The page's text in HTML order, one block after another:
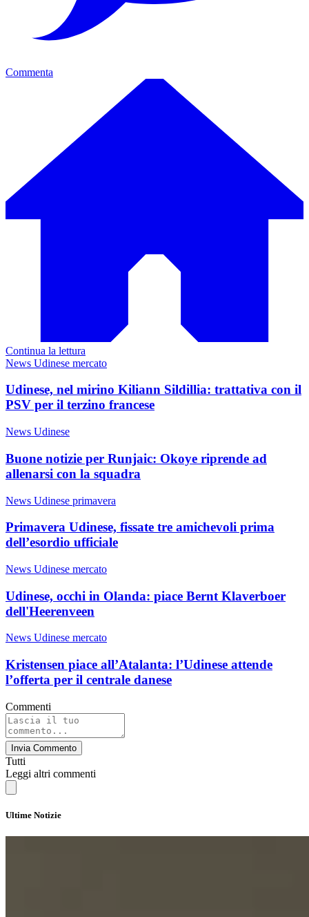
Commenta
Continua la lettura
News Udinese mercato
Udinese, nel mirino Kiliann Sildillia: trattativa con il
PSV per il terzino francese
News Udinese
Buone notizie per Runjaic: Okoye riprende ad
allenarsi con la squadra
News Udinese primavera
Primavera Udinese, fissate tre amichevoli prima
dell’esordio ufficiale
News Udinese mercato
Udinese, occhi in Olanda: piace Bernt Klaverboer
dell'Heerenveen
News Udinese mercato
Kristensen piace all’Atalanta: l’Udinese attende
l’offerta per il centrale danese
Commenti
Invia Commento
Tutti
Leggi altri commenti
Ultime Notizie